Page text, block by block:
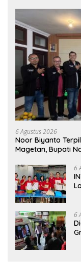
6 Agustus 2026
Noor Biyanto
Magetan, Bupati
6
6